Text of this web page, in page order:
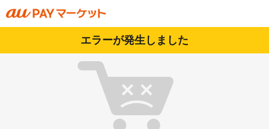
エラーが発生しました